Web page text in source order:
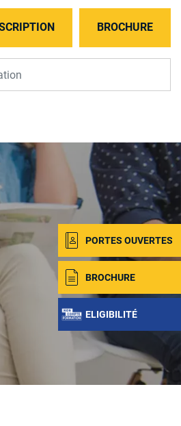
BROCHURE
PORTES OUVERTES
BROCHURE
ELIGIBILITÉ